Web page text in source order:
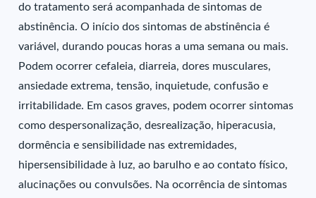
do tratamento será acompanhada de sintomas de
abstinência. O início dos sintomas de abstinência é
variável, durando poucas horas a uma semana ou mais.
Podem ocorrer cefaleia, diarreia, dores musculares,
ansiedade extrema, tensão, inquietude, confusão e
irritabilidade. Em casos graves, podem ocorrer sintomas
como despersonalização, desrealização, hiperacusia,
dormência e sensibilidade nas extremidades,
hipersensibilidade à luz, ao barulho e ao contato físico,
alucinações ou convulsões. Na ocorrência de sintomas